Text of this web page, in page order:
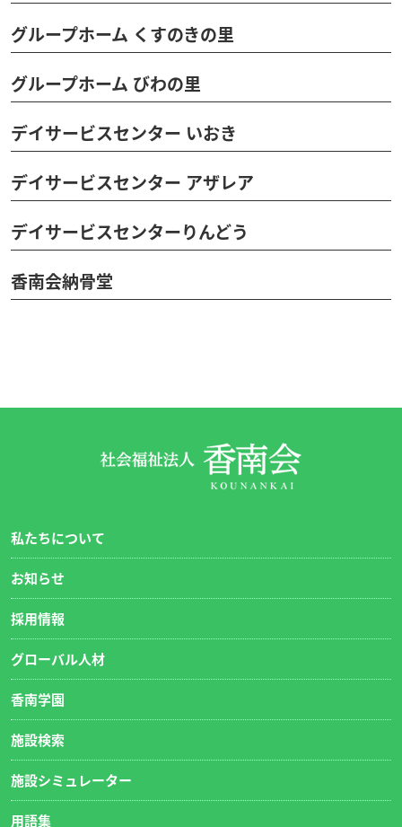
グループホーム くすのきの里
グループホーム びわの里
デイサービスセンター いおき
デイサービスセンター アザレア
デイサービスセンターりんどう
香南会納骨堂
私たちについて
お知らせ
採用情報
グローバル人材
香南学園
施設検索
施設シミュレーター
用語集